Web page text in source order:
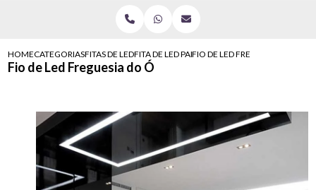
HOMECATEGORIASFITAS DE LEDFITA DE LED PARA ILUMINACAO
FIO DE LED FREGUESIA DO O
Fio de Led Freguesia do Ó